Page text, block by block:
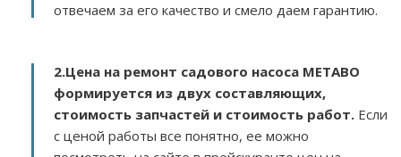
отвечаем за его качество и смело даем гарантию.
2.Цена на ремонт садового насоса METABO
формируется из двух составляющих,
стоимость запчастей и стоимость работ. Если
с ценой работы все понятно, ее можно